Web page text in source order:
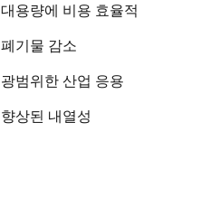
대용량에 비용 효율적
폐기물 감소
광범위한 산업 응용
향상된 내열성